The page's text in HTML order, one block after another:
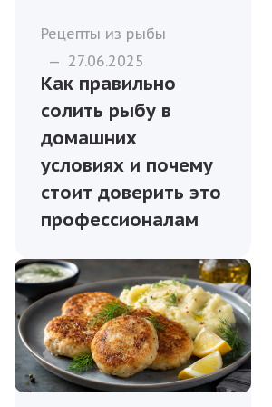
Рецепты из рыбы
— 27.06.2025
Как правильно
солить рыбу в
домашних
условиях и почему
стоит доверить это
профессионалам